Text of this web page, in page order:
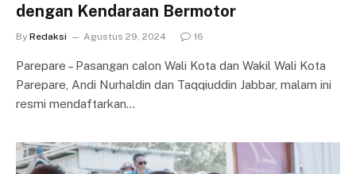
dengan Kendaraan Bermotor
By Redaksi Agustus 29, 2024 16
Parepare – Pasangan calon Wali Kota dan Wakil Wali Kota
Parepare, Andi Nurhaldin dan Taqqiuddin Jabbar, malam ini
resmi mendaftarkan…